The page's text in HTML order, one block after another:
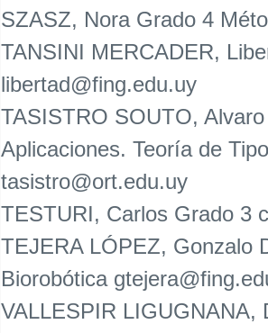
SZASZ, Nora Grado 4
TANSINI MERCADER,
libertad@fing.edu.uy
TASISTRO SOUTO,
Aplicaciones. Teoría de
tasistro@ort.edu.uy
TESTURI, Carlos Grado 3
TEJERA LÓPEZ, Gonzalo
Biorobótica
VALLESPIR LIGUGNANA,